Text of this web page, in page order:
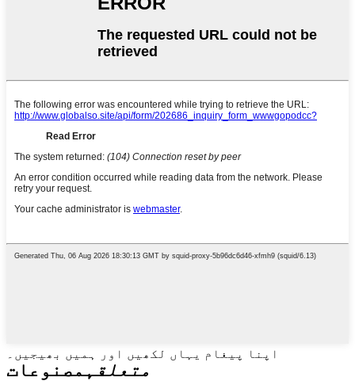
اپنا پیغام یہاں لکھیں اور ہمیں بھیجیں۔
متعلقہمصنوعات